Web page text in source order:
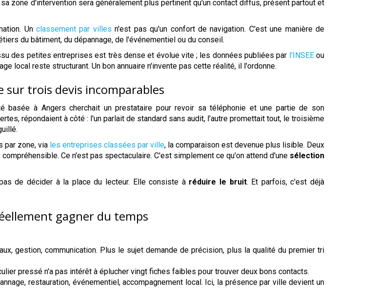
zone d'intervention sera généralement plus pertinent qu'un contact diffus, présent partout et
Un classement par villes n'est pas qu'un confort de navigation. C'est une manière de
du bâtiment, du dépannage, de l'événementiel ou du conseil.
des petites entreprises est très dense et évolue vite ; les données publiées par l'INSEEou
local reste structurant. Un bon annuaire n'invente pas cette réalité, il l'ordonne.
trois devis incomparables
basée à Angers cherchait un prestataire pour revoir sa téléphonie et une partie de son
répondaient à côté : l'un parlait de standard sans audit, l'autre promettait tout, le troisième
par zone, via les entreprises classées par ville, la comparaison est devenue plus lisible. Deux
Ce n'est pas spectaculaire. C'est simplement ce qu'on attend d'une sélection
de décider à la place du lecteur. Elle consiste à réduire le bruit. Et parfois, c'est déjà
gagner du temps
gestion, communication. Plus le sujet demande de précision, plus la qualité du premier tri
pressé n'a pas intérêt à éplucher vingt fiches faibles pour trouver deux bons contacts.
restauration, événementiel, accompagnement local. Ici, la présence par ville devient un